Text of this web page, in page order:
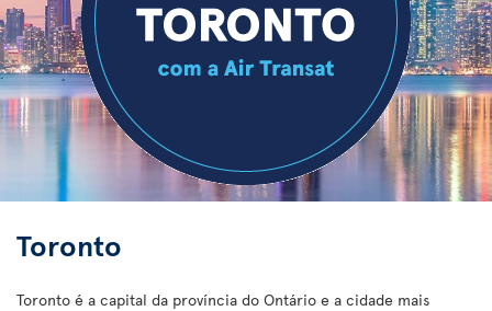
Toronto
Toronto é a capital da província do Ontário e a cidade mais